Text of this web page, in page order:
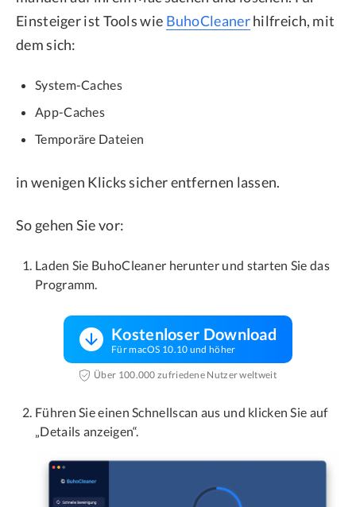
Einsteiger ist Tools wie BuhoCleanerhilfreich, mit
dem sich:
System-Caches
App-Caches
Temporäre Dateien
in wenigen Klicks sicher entfernen lassen.
So gehen Sie vor:
Laden Sie BuhoCleaner herunter und starten Sie das
Programm.
Kostenloser Download
Für macOS 10.10 und höher
Über 100.000 zufriedene Nutzer weltweit
Führen Sie einen Schnellscan aus und klicken Sie auf
„Details anzeigen“.